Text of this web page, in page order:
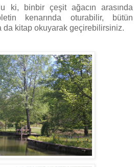
ki, binbir çeşit ağacın arasında
kenarında oturabilir, bütün
kitap okuyarak geçirebilirsiniz.